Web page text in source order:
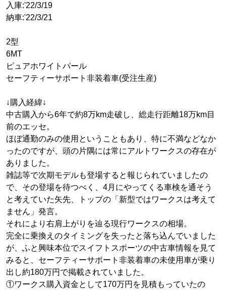
入庫:'22/3/19
納車:'22/3/21
2型
6MT
ピュアホワイトパール
セーフティーサポート非装着車(受注生産)
↓購入経緯↓
中古購入から6年で約8万km走破し、総走行距離18万km目
前のエッセ。
ほぼ通勤のみの使用ということもあり、特に不満などなか
ったのですが、頭の片隅には常にアルトワークスの存在が
ありました。
雑誌等で次期モデルも登場すると報じられていましたの
で、その登場を待つべく、4月にやってくる車検を通そう
と考えていた矢先、トップの「新型ではワークスは考えて
ません」発言。
それにより右肩上がりを辿る現行ワークスの相場。
完全に乗換えのタイミングを失ったと落ち込んでいました
が、ふと興味本位でスイフトスポーツの中古車情報を見て
みると、セーフティーサポート非装着車の未使用車が乗り
出し約180万円で掲載されていました。
①ワークス購入資金として170万円を見積もっていたの